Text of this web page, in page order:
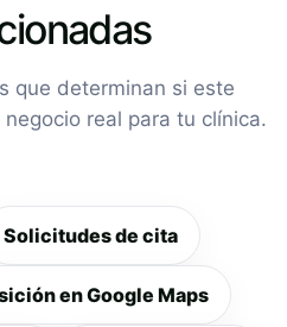
que determinan si este
real para tu clínica.
Solicitudes de cita
en Google Maps